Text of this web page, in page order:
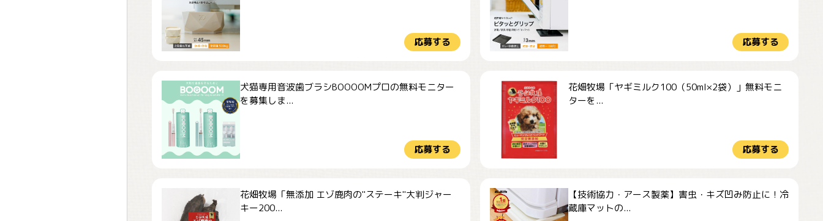
応募する 応募する
犬猫専用音波歯ブラシBOOOOMプロの無料モニター
を募集しま...
応募する
花畑牧場「ヤギミルク100（50ml×2袋）」無料モニ
ターを...
応募する
花畑牧場「無添加 エゾ鹿肉の"ステーキ"大判ジャー
キー200...
【技術協力・アース製薬】害虫・キズ凹み防止に！冷
蔵庫マットの...